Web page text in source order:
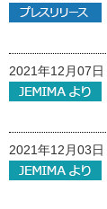
2021年12月07日
2021年12月03日